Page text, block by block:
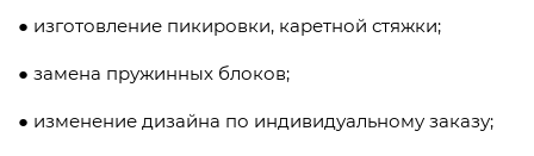
● изготовление пикировки, каретной стяжки;
● замена пружинных блоков;
● изменение дизайна по индивидуальному заказу;